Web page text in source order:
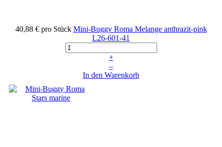
40,88 € pro Stück Mini-Buggy Roma Melange anthrazit-pink
L26-601-41
+
–
In den Warenkorb